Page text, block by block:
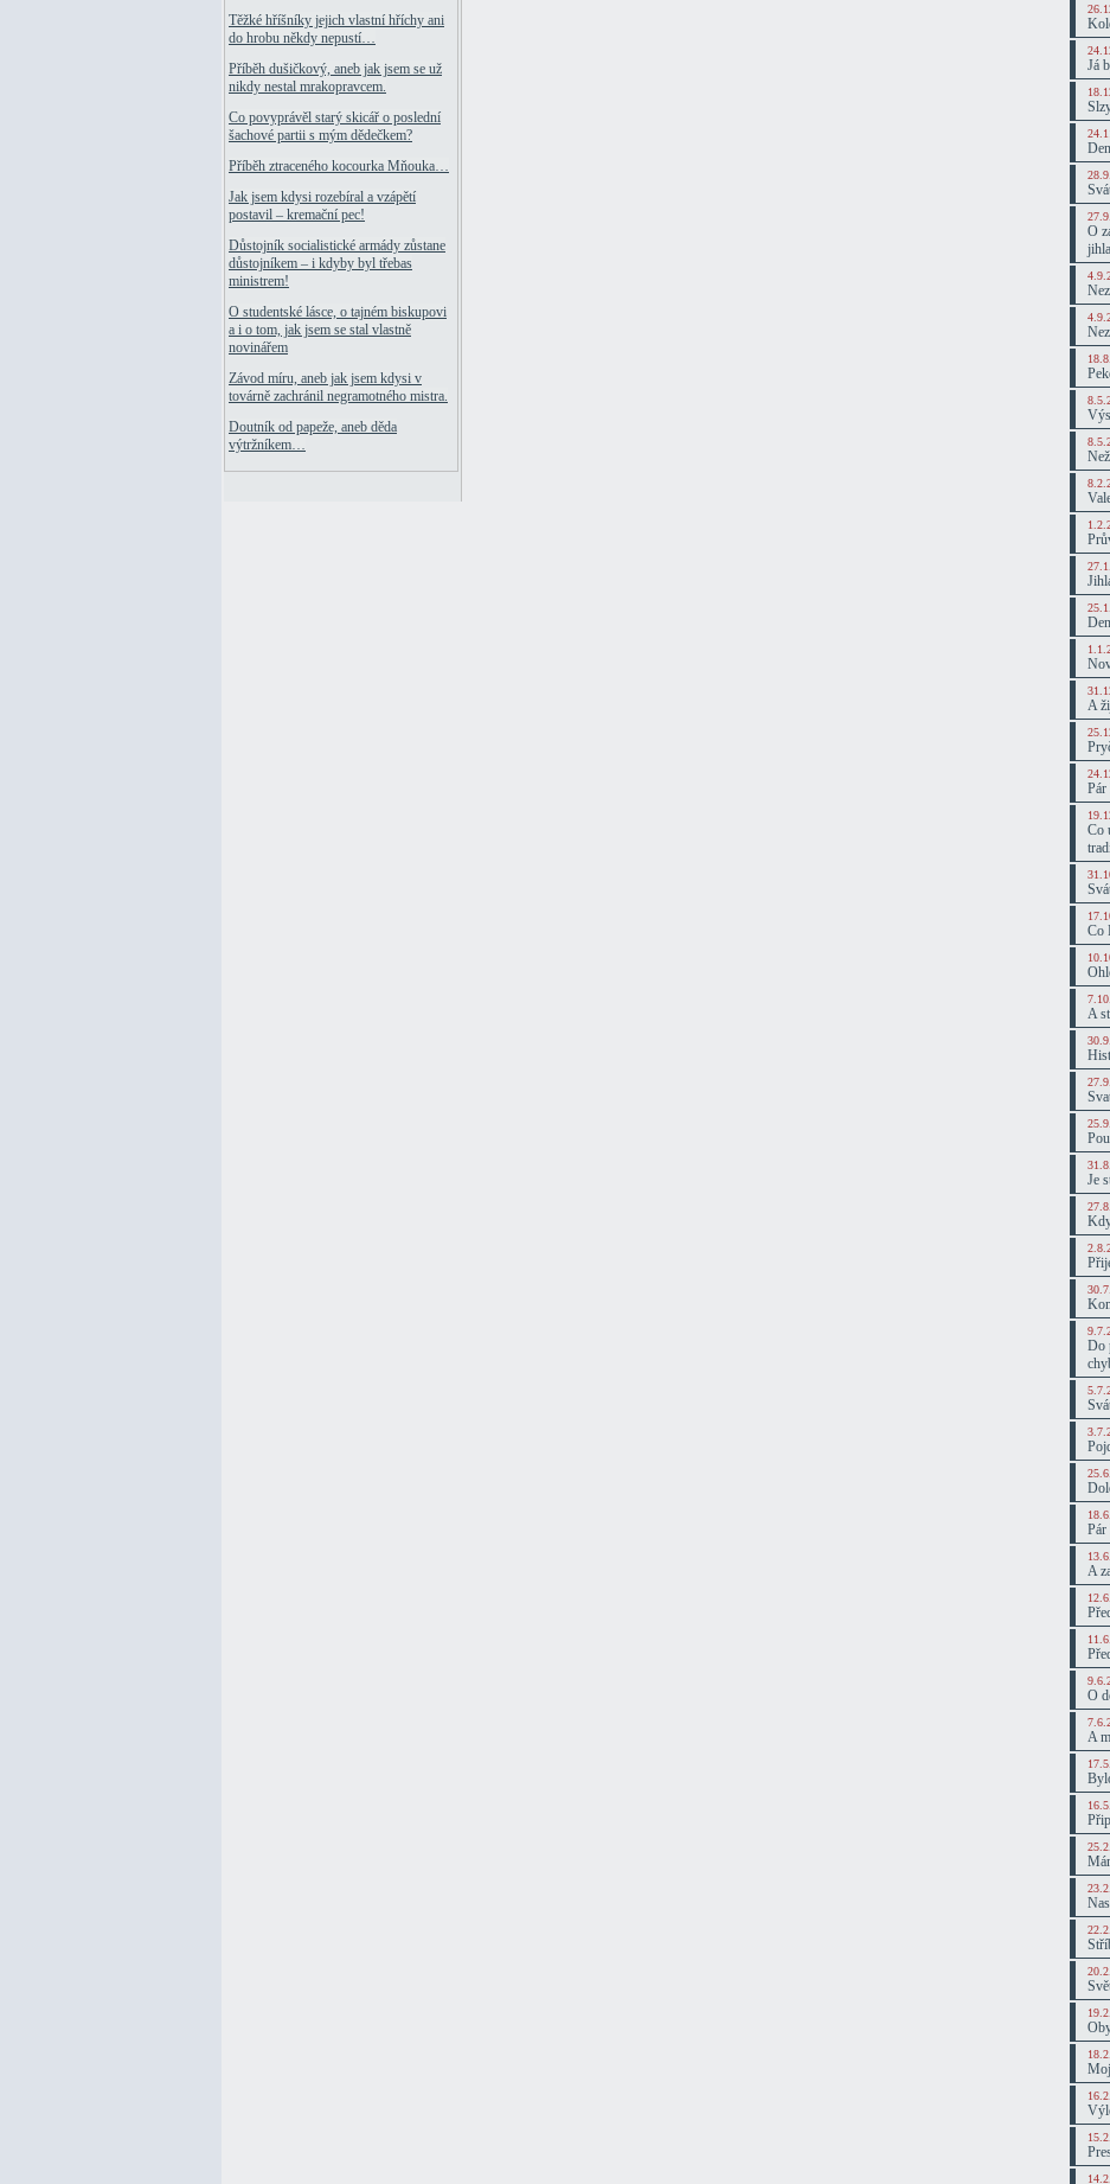
Těžké hříšníky jejich vlastní hříchy ani
do hrobu někdy nepustí…
Příběh dušičkový, aneb jak jsem se už
nikdy nestal mrakopravcem.
Co povyprávěl starý skicář o poslední
šachové partii s mým dědečkem?
Příběh ztraceného kocourka Mňouka…
Jak jsem kdysi rozebíral a vzápětí
postavil – kremační pec!
Důstojník socialistické armády zůstane
důstojníkem – i kdyby byl třebas
ministrem!
O studentské lásce, o tajném biskupovi
a i o tom, jak jsem se stal vlastně
novinářem
Závod míru, aneb jak jsem kdysi v
továrně zachránil negramotného mistra.
Doutník od papeže, aneb děda
výtržníkem…
Já
O
A
Pár
Co
Co
A
Je
Do
Pár
A
O
A